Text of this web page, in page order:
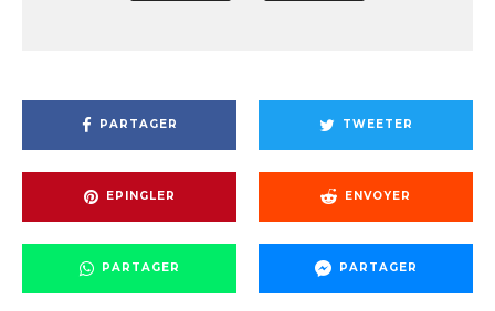
PARTAGER TWEETER
EPINGLER ENVOYER
PARTAGER PARTAGER